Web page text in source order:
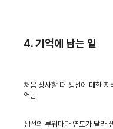
4. 기억에 남는 일
처음 장사할 때 생선에 대한
억남
생선의 부위마다 염도가 달라